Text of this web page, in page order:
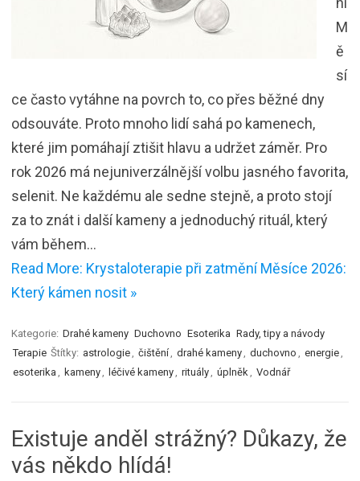
M
ě
sí
ce často vytáhne na povrch to, co přes běžné dny
odsouváte. Proto mnoho lidí sahá po kamenech,
které jim pomáhají ztišit hlavu a udržet záměr. Pro
rok 2026 má nejuniverzálnější volbu jasného favorita,
selenit. Ne každému ale sedne stejně, a proto stojí
za to znát i další kameny a jednoduchý rituál, který
vám během…
Read More: Krystaloterapie při zatmění Měsíce 2026:
Který kámen nosit »
Kategorie: Drahé kameny Duchovno Esoterika Rady, tipy a návody
Terapie Štítky: astrologie čištění drahé kameny duchovno energie
esoterika
kameny léčivé kameny rituály úplněk Vodnář
Existuje anděl strážný? Důkazy, že
vás někdo hlídá!